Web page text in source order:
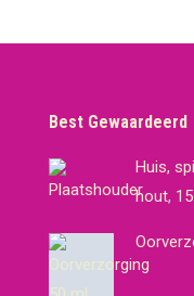
Best Gewaardeerd
Huis,
hout,